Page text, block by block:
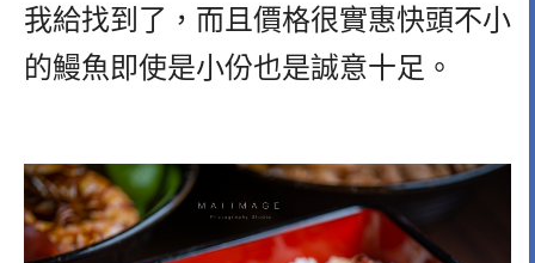
我給找到了，而且價格很實惠快頭不小
的鰻魚即使是小份也是誠意十足。